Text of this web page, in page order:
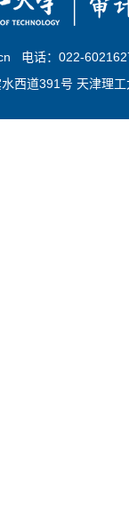
服务指南
文档下载
电话：022-
西道391号 天津理